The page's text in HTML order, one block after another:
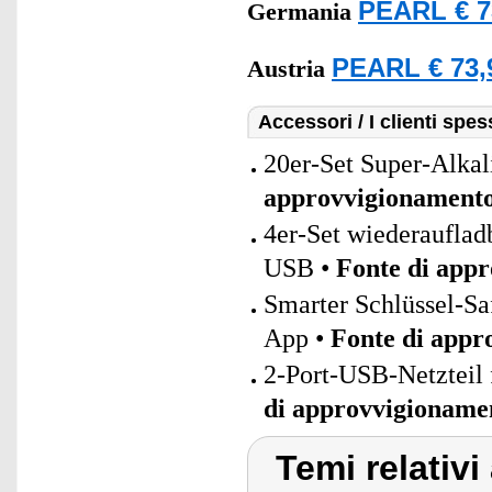
Germania PEARL €
Austria PEARL €
Accessori / I clienti
20er-Set Super-
4er-Set
USB • Fonte di
Smarter Schlüssel-
App • Fonte di
2-Port-USB-
di
Temi